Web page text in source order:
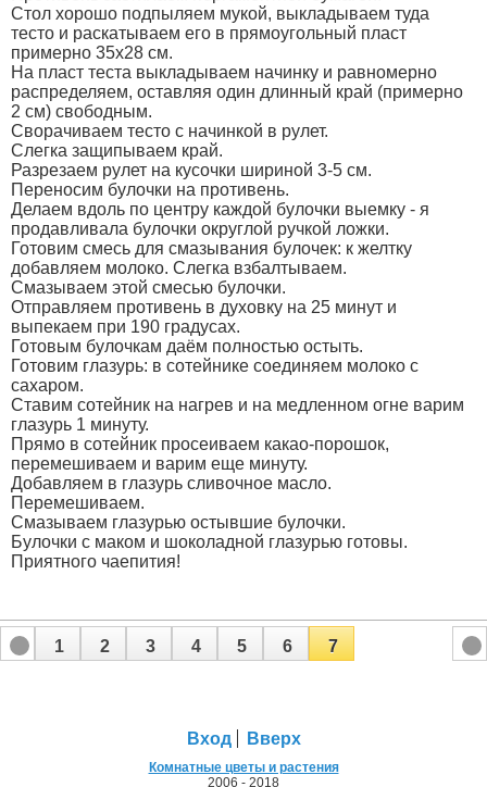
Стол хорошо подпыляем мукой, выкладываем туда
тесто и раскатываем его в прямоугольный пласт
примерно 35х28 см.
На пласт теста выкладываем начинку и равномерно
распределяем, оставляя один длинный край (примерно
2 см) свободным.
Сворачиваем тесто с начинкой в рулет.
Слегка защипываем край.
Разрезаем рулет на кусочки шириной 3-5 см.
Переносим булочки на противень.
Делаем вдоль по центру каждой булочки выемку - я
продавливала булочки округлой ручкой ложки.
Готовим смесь для смазывания булочек: к желтку
добавляем молоко. Слегка взбалтываем.
Смазываем этой смесью булочки.
Отправляем противень в духовку на 25 минут и
выпекаем при 190 градусах.
Готовым булочкам даём полностью остыть.
Готовим глазурь: в сотейнике соединяем молоко с
сахаром.
Ставим сотейник на нагрев и на медленном огне варим
глазурь 1 минуту.
Прямо в сотейник просеиваем какао-порошок,
перемешиваем и варим еще минуту.
Добавляем в глазурь сливочное масло.
Перемешиваем.
Смазываем глазурью остывшие булочки.
Булочки с маком и шоколадной глазурью готовы.
Приятного чаепития!
1 2 3 4 5 6 7
Вход Вверх
Комнатные цветы и растения
2006 - 2018